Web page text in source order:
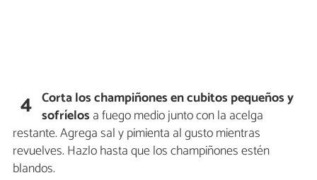
4 Corta los champiñones en cubitos pequeños y
sofríelos a fuego medio junto con la acelga
restante. Agrega sal y pimienta al gusto mientras
revuelves. Hazlo hasta que los champiñones estén
blandos.